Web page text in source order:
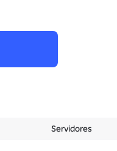
Servidores